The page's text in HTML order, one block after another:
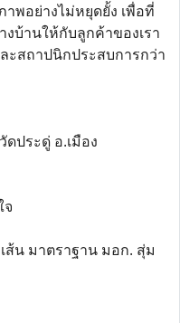
พอย่างไม่หยุดยั้ง เพื่อที่
บ้านให้กับลูกค้าของเรา
ะสถาปนิกประสบการกว่า
ดประดู่ อ.เมือง
จ
ส้น มาตราฐาน มอก. สุ่ม